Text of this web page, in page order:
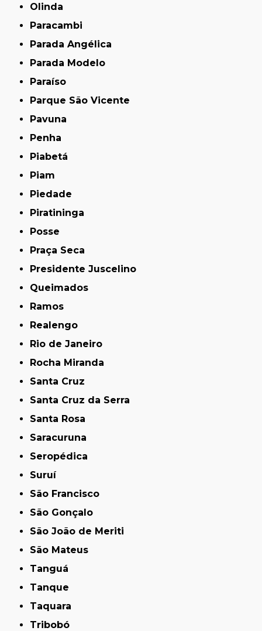
Olinda
Paracambi
Parada Angélica
Parada Modelo
Paraíso
Parque São Vicente
Pavuna
Penha
Piabetá
Piam
Piedade
Piratininga
Posse
Praça Seca
Presidente Juscelino
Queimados
Ramos
Realengo
Rio de Janeiro
Rocha Miranda
Santa Cruz
Santa Cruz da Serra
Santa Rosa
Saracuruna
Seropédica
Suruí
São Francisco
São Gonçalo
São João de Meriti
São Mateus
Tanguá
Tanque
Taquara
Tribobó